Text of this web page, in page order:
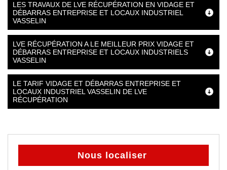
LES TRAVAUX DE LVE RÉCUPÉRATION EN VIDAGE ET
DÉBARRAS ENTREPRISE ET LOCAUX INDUSTRIEL
VASSELIN
LVE RÉCUPÉRATION A LE MEILLEUR PRIX VIDAGE ET
DÉBARRAS ENTREPRISE ET LOCAUX INDUSTRIELS
VASSELIN
LE TARIF VIDAGE ET DÉBARRAS ENTREPRISE ET
LOCAUX INDUSTRIEL VASSELIN DE LVE
RÉCUPÉRATION
Nous localiser